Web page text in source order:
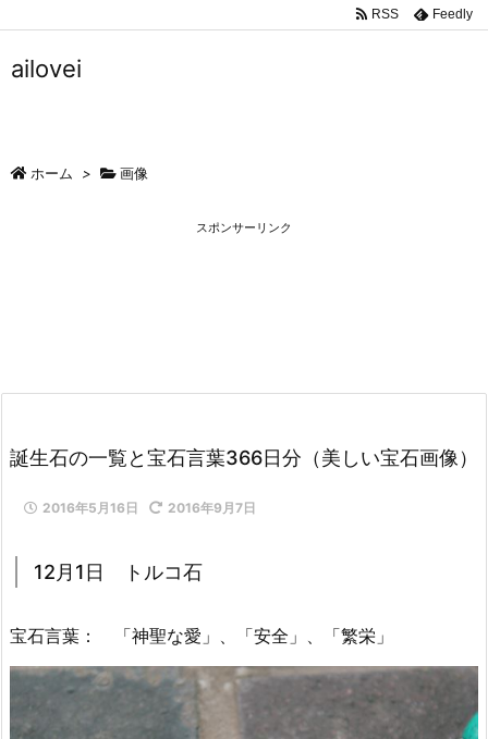
RSS Feedly
ailovei
ホーム > 画像
スポンサーリンク
誕生石の一覧と宝石言葉366日分（美しい宝石画像）
2016年5月16日 2016年9月7日
12月1日 トルコ石
宝石言葉： 「神聖な愛」、「安全」、「繁栄」